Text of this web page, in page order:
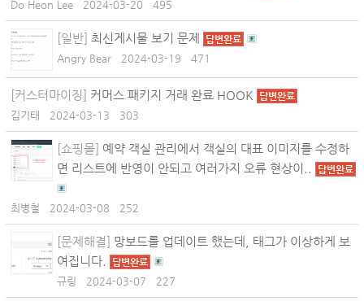
Do Heon Lee 2024-03-20 495
[일반] 최신게시물 보기 문제 답변완료
Angry Bear 2024-03-19 471
[커스터마이징] 커머스 패키지 거래 완료 HOOK 답변완료
김기태 2024-03-13 303
[쇼핑몰] 예약 객실 관리에서 객실의 대표 이미지를 수정하
면 리스트에 반영이 안되고 여러가지 오류 현상이..
답변완료
최병철 2024-03-08 252
[문제해결] 망보드를 업데이트 했는데, 태그가 이상하게 보
여집니다.
답변완료
규링 2024-03-07 227